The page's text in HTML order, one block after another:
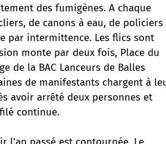
des fumigènes. A chaque
de canons à eau, de policiers
par intermittence. Les flics sont
monte par deux fois, Place du
de la BAC Lanceurs de Balles
de manifestants chargent à
avoir arrêté deux personnes et
continue.